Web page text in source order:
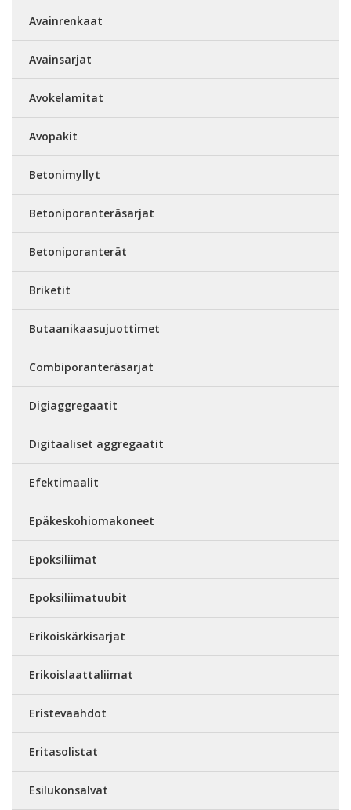
Avainrenkaat
Avainsarjat
Avokelamitat
Avopakit
Betonimyllyt
Betoniporanteräsarjat
Betoniporanterät
Briketit
Butaanikaasujuottimet
Combiporanteräsarjat
Digiaggregaatit
Digitaaliset aggregaatit
Efektimaalit
Epäkeskohiomakoneet
Epoksiliimat
Epoksiliimatuubit
Erikoiskärkisarjat
Erikoislaattaliimat
Eristevaahdot
Eritasolistat
Esilukonsalvat